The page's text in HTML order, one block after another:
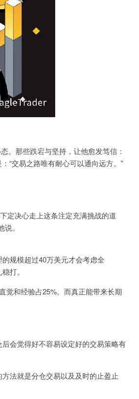
。那些跌宕与坚持，让他愈发笃信：
“交易之路唯有耐心可以通向远方。”
定决心走上这条注定充满挑战的道
。
规模超过40万美元才会考虑全
打。
觉和经验占25%。而真正能带来长期
会觉得好不容易设定好的交易策略有
法就是分仓交易以及及时的止盈止